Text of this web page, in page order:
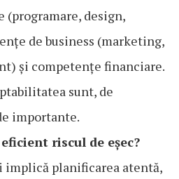
design,
de business (marketing,
și competențe financiare.
sunt, de
importante.
riscul de eșec?
implică planificarea atentă,